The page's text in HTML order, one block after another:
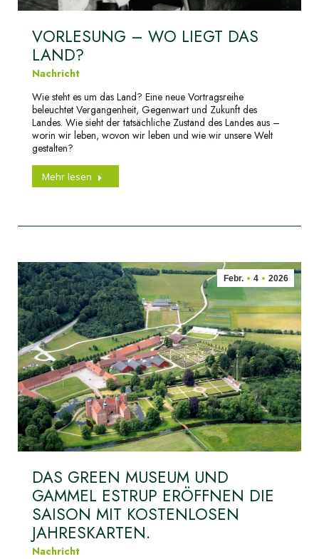
VORLESUNG – WO LIEGT DAS
LAND?
Nachricht
Wie steht es um das Land? Eine neue Vortragsreihe
beleuchtet Vergangenheit, Gegenwart und Zukunft des
Landes. Wie sieht der tatsächliche Zustand des Landes aus –
worin wir leben, wovon wir leben und wie wir unsere Welt
gestalten?
Mehr lesen
Febr. 4 2026
DAS GREEN MUSEUM UND
GAMMEL ESTRUP ERÖFFNEN DIE
SAISON MIT KOSTENLOSEN
JAHRESKARTEN.
Nachricht